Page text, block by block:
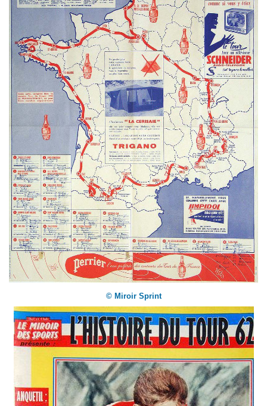
© Miroir Sprint